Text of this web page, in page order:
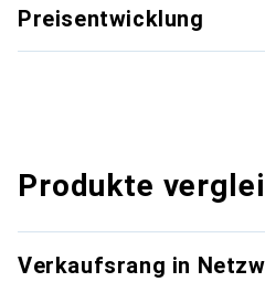
Preisentwicklung
Produkte
Verkaufsrang in